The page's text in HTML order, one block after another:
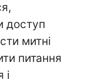
доступ
митні
питання
і